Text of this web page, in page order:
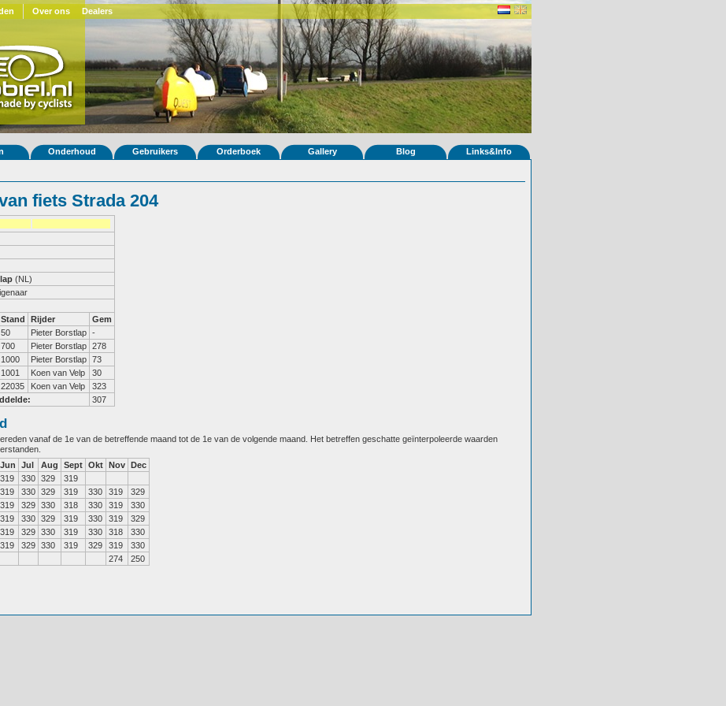
Over ons Dealers
Onderhoud Gebruikers Orderboek Gallery Blog Links&Info
fiets Strada 204
(NL)
Stand Rijder
Gem
50 Pieter Borstlap -
700 Pieter Borstlap 278
1000 Pieter Borstlap 73
1001 Koen van Velp
30
22035 Koen van Velp
323
307
vanaf de 1e van de betreffende maand tot de 1e van de volgende maand. Het betreffen geschatte geïnterpoleerde waarden
Jun Jul Aug Sept Okt Nov Dec
319 330 329
319
319 330 329 319 330 319
329
319 329 330 318 330 319
330
319 330 329 319 330 319
329
319 329 330 319 330 318
330
319 329 330 319 329 319
330
274 250